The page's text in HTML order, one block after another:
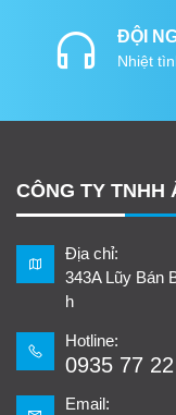
ĐỘI
Nhiệt
CÔNG TY TNHH
Địa chỉ:
343A Lũy Bán
h
Hotline:
0935 77
Email: